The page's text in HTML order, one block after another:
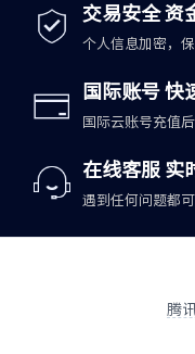
交易安全 资
个人信息加密，保
国际账号 快
国际云账号充值
在线客服 实
遇到任何问题都
腾